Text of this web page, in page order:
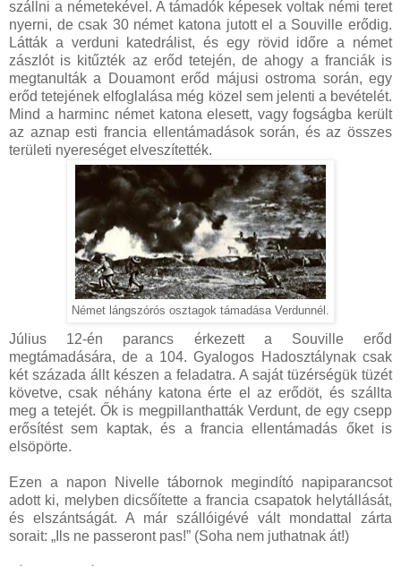
szállni a németekével. A támadók képesek voltak némi teret
nyerni, de csak 30 német katona jutott el a Souville erődig.
Látták a verduni katedrálist, és egy rövid időre a német
zászlót is kitűzték az erőd tetején, de ahogy a franciák is
megtanulták a Douamont erőd májusi ostroma során, egy
erőd tetejének elfoglalása még közel sem jelenti a bevételét.
Mind a harminc német katona elesett, vagy fogságba került
az aznap esti francia ellentámadások során, és az összes
területi nyereséget elveszítették.
Német lángszórós osztagok támadása Verdunnél.
Július 12-én parancs érkezett a Souville erőd
megtámadására, de a 104. Gyalogos Hadosztálynak csak
két százada állt készen a feladatra. A saját tüzérségük tüzét
követve, csak néhány katona érte el az erődöt, és szállta
meg a tetejét. Ők is megpillanthatták Verdunt, de egy csepp
erősítést sem kaptak, és a francia ellentámadás őket is
elsöpörte.
Ezen a napon Nivelle tábornok megindító napiparancsot
adott ki, melyben dicsőítette a francia csapatok helytállását,
és elszántságát. A már szállóigévé vált mondattal zárta
sorait: „Ils ne passeront pas!” (Soha nem juthatnak át!)